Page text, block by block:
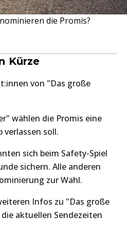
die Promis?
Kürze
von "Das große
wählen die Promis eine
verlassen soll.
sich beim Safety-Spiel
sichern. Alle anderen
zur Wahl.
Infos zu "Das große
aktuellen Sendezeiten